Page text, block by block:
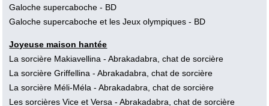
Galoche supercaboche- BD
Galoche supercaboche et les Jeux olympiques- BD
Joyeuse maison hantée
La sorcière Makiavellina- Abrakadabra, chat de sorcière
La sorcière Griffellina- Abrakadabra, chat de sorcière
La sorcière Méli-Méla- Abrakadabra, chat de sorcière
Les sorcières Vice et Versa- Abrakadabra, chat de sorcière